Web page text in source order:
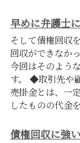
早めに弁護士
そして債権回収
回収ができなか
今回はそのよう
す。 ◆取引先や
売掛金とは、一
したものの代金
債権回収に強